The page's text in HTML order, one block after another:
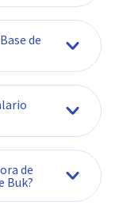
de
de
Buk?